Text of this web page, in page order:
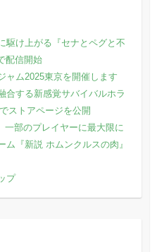
駆け上がる『セナとペグと不
配信開始
ャム2025東京を開催します
合する新感覚サバイバルホラ
ストアページを公開
部のプレイヤーに最大限に
『新説 ホムンクルスの肉』
プ